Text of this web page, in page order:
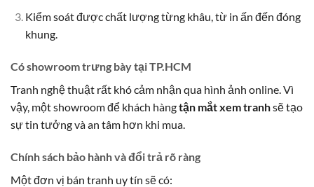
Kiểm soát được chất lượng từng khâu, từ in ấn đến đóng
khung.
Có showroom trưng bày tại TP.HCM
Tranh nghệ thuật rất khó cảm nhận qua hình ảnh online. Vì
vậy, một showroom để khách hàngtận mắt xem tranhsẽ tạo
sự tin tưởng và an tâm hơn khi mua.
Chính sách bảo hành và đổi trả rõ ràng
Một đơn vị bán tranh uy tín sẽ có: